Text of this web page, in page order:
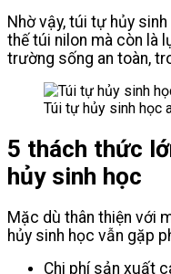
Nhờ vậy, túi tự hủy
thế túi nilon mà còn là
trường sống an toàn,
Túi tự hủy sinh học
5 thách thức
hủy sinh học
Mặc dù thân thiện với
hủy sinh học vẫn gặp
Chi phí sản xuất